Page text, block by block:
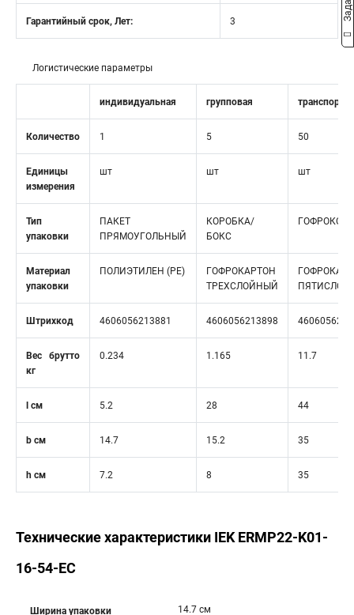
Гарантийный срок, Лет: 3
Логистические параметры
индивидуальная групповая
Количество 1 5 50
Единицы
измерения
шт шт шт
Тип
упаковки
ПАКЕТ
ПРЯМОУГОЛЬНЫЙ
КОРОБКА/
БОКС
Материал
упаковки
ПОЛИЭТИЛЕН (PE)
ГОФРОКАРТОН
ТРЕХСЛОЙНЫЙ
Штрихкод 4606056213881 4606056213898
Вес брутто
кг
0.234 1.165 11.7
l см 5.2 28 44
b см 14.7 15.2 35
h см 7.2 8 35
Технические характеристики IEK ERMP22-K01-
16-54-EC
Ширина упаковки 14.7 см